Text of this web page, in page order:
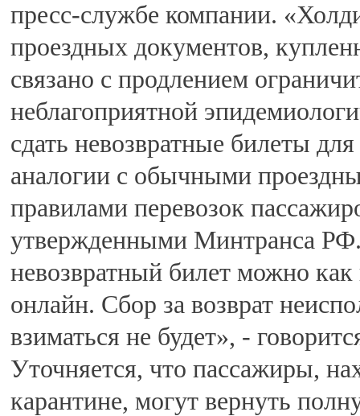
пресс-службе компании.
проездных документов,
связано с продлением
неблагоприятной
сдать невозвратные билеты
аналогии с обычными
правилами перевозок
утвержденными Минтранса
невозвратный билет можно
онлайн. Сбор за возврат
взиматься не будет», -
Уточняется, что пассажиры,
карантине, могут вернуть